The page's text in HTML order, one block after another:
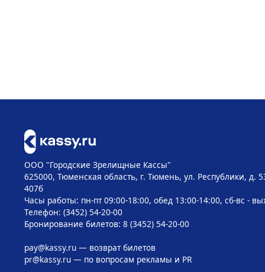
ООО "Городские Зрелищные Кассы"
625000, Тюменская область, г. Тюмень, ул. Республики, д.
407б
Часы работы: пн-пт 09:00-18:00, обед 13:00-14:00, сб-вс -
Телефон: (3452) 54-20-00
Бронирование билетов: 8 (3452) 54-20-00
pay@kassy.ru— возврат билетов
pr@kassy.ru— по вопросам рекламы и PR